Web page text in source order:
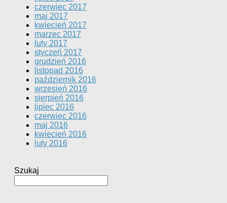
czerwiec 2017
maj 2017
kwiecień 2017
marzec 2017
luty 2017
styczeń 2017
grudzień 2016
listopad 2016
październik 2016
wrzesień 2016
sierpień 2016
lipiec 2016
czerwiec 2016
maj 2016
kwiecień 2016
luty 2016
Szukaj